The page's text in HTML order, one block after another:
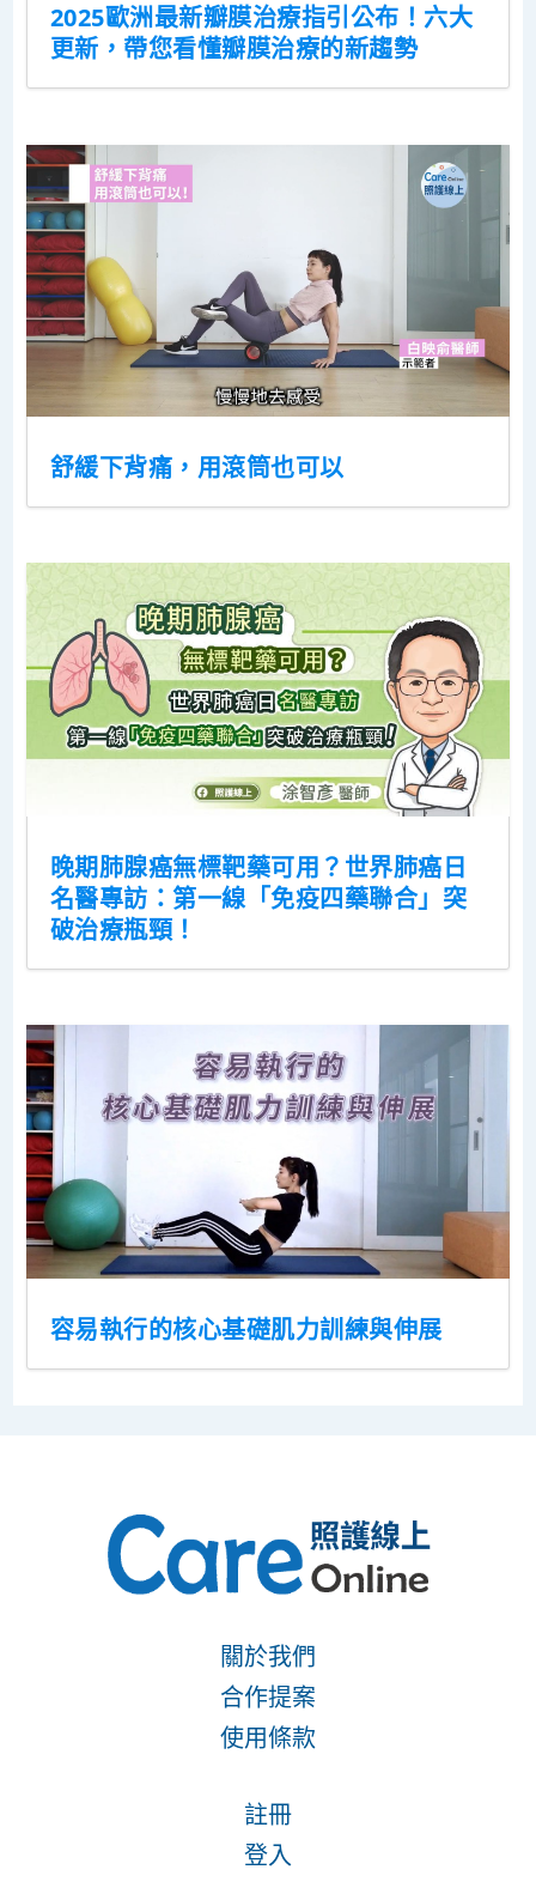
2025歐洲最新瓣膜治療指引公布！六大
更新，帶您看懂瓣膜治療的新趨勢
舒緩下背痛，用滾筒也可以
晚期肺腺癌無標靶藥可用？世界肺癌日
名醫專訪：第一線「免疫四藥聯合」突
破治療瓶頸！
容易執行的核心基礎肌力訓練與伸展
關於我們
合作提案
使用條款
註冊
登入